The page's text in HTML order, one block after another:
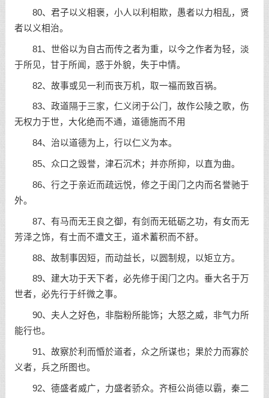
80、君子以义相褒，小人以利相欺，愚者以力相乱，贤
者以义相治。
81、世俗以为自古而传之者为重，以今之作者为轻，淡
于所见，甘于所闻，惑于外貌，失于中情。
82、故事或见一利而丧万机，取一福而致百祸。
83、政道隔于三家，仁义闭于公门，故作公陵之歌，伤
无权力于世，大化绝而不通，道德施而不用
84、治以道德为上，行以仁义为本。
85、众口之毁誉，津石沉术；并亦所抑，以直为曲。
86、行之于亲近而疏远悦，修之于闺门之内而名誉驰于
外。
87、有马而无王良之御，有剑而无砥砺之功，有女而无
芳泽之饰，有士而不遭文王，道术蓄积而不舒。
88、故制事因短，而动益长，以圆制规，以矩立方。
89、建大功于天下者，必先修于闺门之内。垂大名于万
世者，必先行于纤微之事。
90、夫人之好色，非脂粉所能饰；大怒之威，非气力所
能行也。
91、故察於利而惛於道者，众之所谋也；果於力而寡於
义者，兵之所图也。
92、德盛者威广，力盛者骄众。齐桓公尚德以霸，秦二